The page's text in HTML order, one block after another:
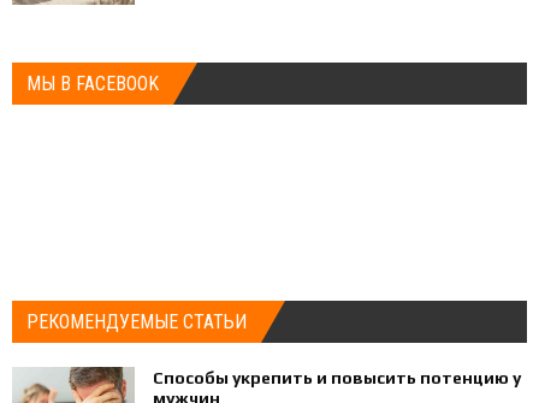
МЫ В FACEBOOK
РЕКОМЕНДУЕМЫЕ СТАТЬИ
Способы укрепить и повысить потенцию у
мужчин